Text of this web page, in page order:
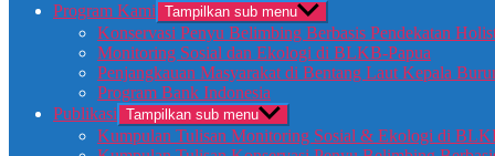
Program Kami Tampilkan sub menu
Konservasi Penyu Belimbing Berbasis Pendekatan
Monitoring Sosial dan Ekologi di BLKB-Papua
Penjangkauan Masyarakat di Bentang Laut Kepala
Program Bank Indonesia
Publikasi Tampilkan sub menu
Kumpulan Tulisan Monitoring Sosial & Ekologi di